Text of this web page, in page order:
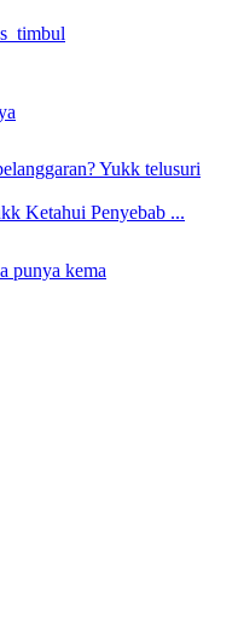
Ketahui Penyebab ...
punya kema